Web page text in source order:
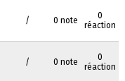
/ 0 note
0
réaction
/ 0 note
0
réaction